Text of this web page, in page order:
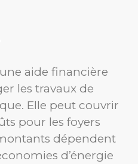
aide financière
les travaux de
Elle peut couvrir
pour les foyers
dépendent
d’énergie